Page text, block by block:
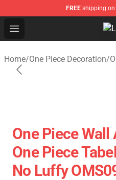
FREE shipping on
Open menu
Home/One Piece Decoration/
One Piece
One Piece
No Luffy